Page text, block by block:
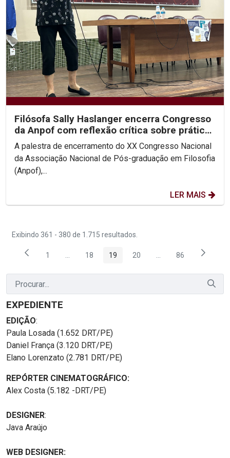
Filósofa Sally Haslanger encerra Congresso
da Anpof com reflexão crítica sobre práticas
sociais e...
A palestra de encerramento do XX Congresso Nacional
da Associação Nacional de Pós-graduação em Filosofia
(Anpof),...
LER MAIS
Exibindo 361 - 380 de 1.715 resultados.
Página
1 Páginas intermediárias Usar ABA para navegar.
Página
18 Página
19 Página
20 PáginasPágina
86
EXPEDIENTE
EDIÇÃO:
Paula Losada (1.652 DRT/PE)
Daniel França (3.120 DRT/PE)
Elano Lorenzato (2.781 DRT/PE)
REPÓRTER CINEMATOGRÁFICO:
Alex Costa (5.182 -DRT/PE)
DESIGNER:
Java Araújo
WEB DESIGNER: